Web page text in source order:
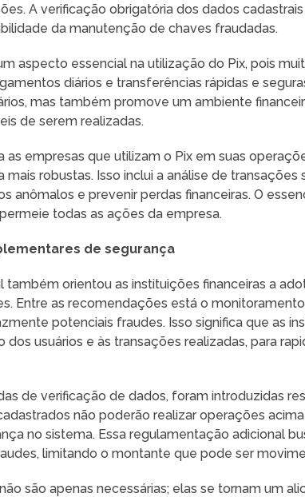
A verificação obrigatória dos dados
da manutenção de chaves fraudadas.
aspecto essencial na utilização do Pix, pois
diários e transferências rápidas e
mas também promove um ambiente
de serem realizadas.
as empresas que utilizam o Pix em suas
mais robustas. Isso inclui a análise de
anômalos e prevenir perdas financeiras. O
todas as ações da empresa.
de segurança
também orientou as instituições financeiras a
Entre as recomendações está o
potenciais fraudes. Isso significa que as
usuários e às transações realizadas, para
de verificação de dados, foram introduzidas
não poderão realizar operações
no sistema. Essa regulamentação adicional
limitando o montante que pode ser
são apenas necessárias; elas se tornam um